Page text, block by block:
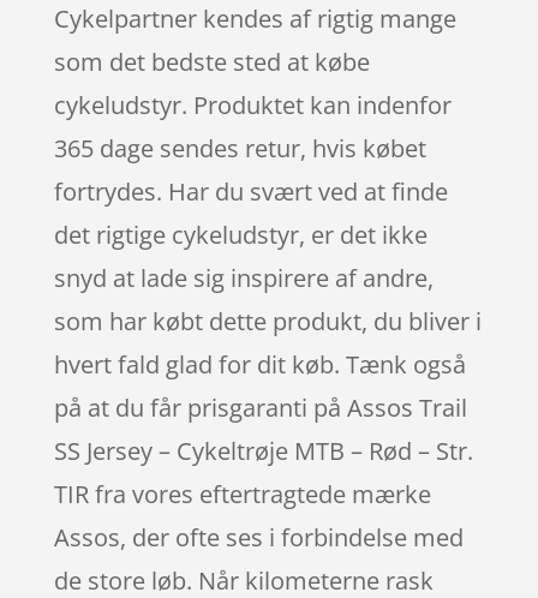
Cykelpartner kendes af rigtig mange
som det bedste sted at købe
cykeludstyr. Produktet kan indenfor
365 dage sendes retur, hvis købet
fortrydes. Har du svært ved at finde
det rigtige cykeludstyr, er det ikke
snyd at lade sig inspirere af andre,
som har købt dette produkt, du bliver i
hvert fald glad for dit køb. Tænk også
på at du får prisgaranti på Assos Trail
SS Jersey – Cykeltrøje MTB – Rød – Str.
TIR fra vores eftertragtede mærke
Assos, der ofte ses i forbindelse med
de store løb. Når kilometerne rask